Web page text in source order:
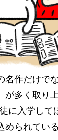
名作だけで
が多く取り
に入学して
られてい